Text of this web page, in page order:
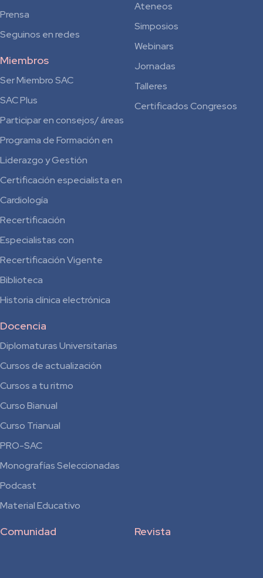
Prensa
Seguinos en redes
Miembros
Ser Miembro SAC
SAC Plus
Participar en consejos/ áreas
Programa de Formación en
Liderazgo y Gestión
Certificación especialista en
Cardiología
Recertificación
Especialistas con
Recertificación Vigente
Biblioteca
Historia clínica electrónica
Docencia
Diplomaturas Universitarias
Cursos de actualización
Cursos a tu ritmo
Curso Bianual
para
Residentes
Curso Trianual
PRO-SAC
Monografías Seleccionadas
Podcast
Material Educativo
Ateneos
Simposios
Webinars
Jornadas
Talleres
Certificados Congresos
Revista
Comunidad